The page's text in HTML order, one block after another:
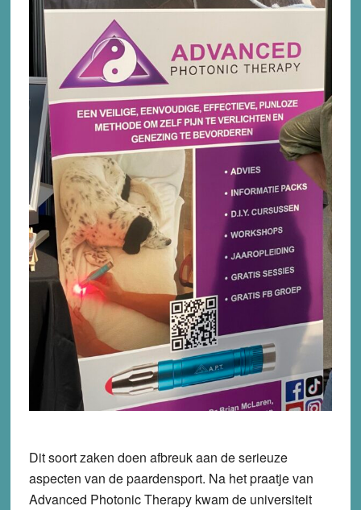
Dit soort zaken doen afbreuk aan de serieuze
aspecten van de paardensport. Na het praatje van
Advanced Photonic Therapy kwam de universiteit